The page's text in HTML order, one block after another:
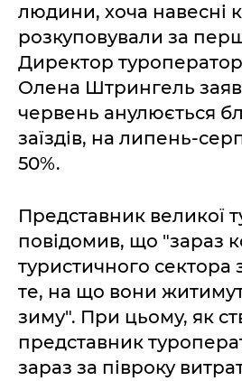
людини, хоча навесні
розкуповували за
Директор
Олена Штрингель
червень анулюється
заїздів, на липень-
50%.
Представник великої
повідомив, що "зараз
туристичного сектора
те, на що вони
зиму". При цьому, як
представник
зараз за півроку